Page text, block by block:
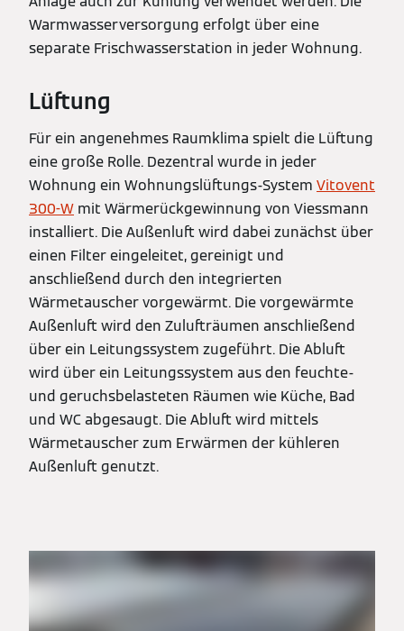
Warmwasserversorgung erfolgt über eine
separate Frischwasserstation in jeder Wohnung.
Lüftung
Für ein angenehmes Raumklima spielt die Lüftung
eine große Rolle. Dezentral wurde in jeder
Wohnung ein Wohnungslüftungs-System Vitovent
300-W mit Wärmerückgewinnung von Viessmann
installiert. Die Außenluft wird dabei zunächst über
einen Filter eingeleitet, gereinigt und
anschließend durch den integrierten
Wärmetauscher vorgewärmt. Die vorgewärmte
Außenluft wird den Zulufträumen anschließend
über ein Leitungssystem zugeführt. Die Abluft
wird über ein Leitungssystem aus den feuchte-
und geruchsbelasteten Räumen wie Küche, Bad
und WC abgesaugt. Die Abluft wird mittels
Wärmetauscher zum Erwärmen der kühleren
Außenluft genutzt.